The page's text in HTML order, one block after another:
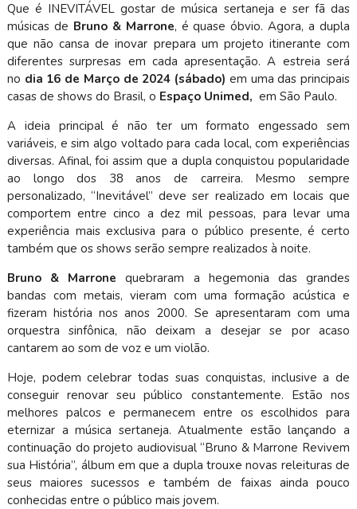
Que é INEVITÁVEL gostar de música sertaneja e ser fã das
músicas de Bruno & Marrone, é quase óbvio. Agora, a dupla
que não cansa de inovar prepara um projeto itinerante com
diferentes surpresas em cada apresentação. A estreia será
no dia 16 de Março de 2024 (sábado) em uma das principais
casas de shows do Brasil, o Espaço Unimed, em São Paulo.
A ideia principal é não ter um formato engessado sem
variáveis, e sim algo voltado para cada local, com experiências
diversas. Afinal, foi assim que a dupla conquistou popularidade
ao longo dos 38 anos de carreira. Mesmo sempre
personalizado, “Inevitável” deve ser realizado em locais que
comportem entre cinco a dez mil pessoas, para levar uma
experiência mais exclusiva para o público presente, é certo
também que os shows serão sempre realizados à noite.
Bruno & Marronequebraram a hegemonia das grandes
bandas com metais, vieram com uma formação acústica e
fizeram história nos anos 2000. Se apresentaram com uma
orquestra sinfônica, não deixam a desejar se por acaso
cantarem ao som de voz e um violão.
Hoje, podem celebrar todas suas conquistas, inclusive a de
conseguir renovar seu público constantemente. Estão nos
melhores palcos e permanecem entre os escolhidos para
eternizar a música sertaneja. Atualmente estão lançando a
continuação do projeto audiovisual “Bruno & Marrone Revivem
sua História”, álbum em que a dupla trouxe novas releituras de
seus maiores sucessos e também de faixas ainda pouco
conhecidas entre o público mais jovem.